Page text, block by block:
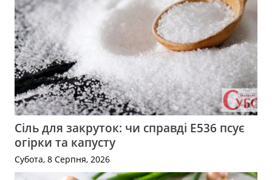
Сіль для закруток: чи справді Е536 псує
огірки та капусту
Субота, 8 Серпня, 2026